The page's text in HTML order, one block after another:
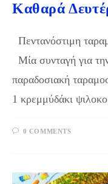
Καθαρά
Πεντανόστιμη
Μία συνταγή για
παραδοσιακή
1 κρεμμύδάκι
0 COMMENTS